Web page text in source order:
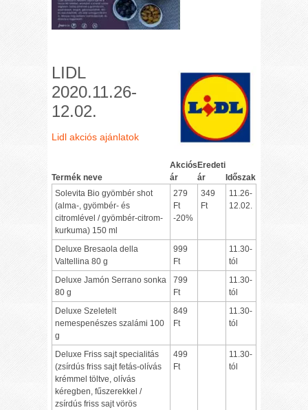
LIDL
2020.11.26-
12.02.
Lidl akciós ajánlatok
Termék neve
Akciós
ár
Eredeti
ár
Időszak
Solevita Bio gyömbér shot
(alma-, gyömbér- és
citromlével / gyömbér-citrom-
kurkuma) 150 ml
279
Ft
-20%
349
Ft
11.26-
12.02.
Deluxe Bresaola della
Valtellina 80 g
999
Ft
11.30-
tól
Deluxe Jamón Serrano sonka
80 g
799
Ft
11.30-
tól
Deluxe Szeletelt
nemespenészes szalámi 100
g
849
Ft
11.30-
tól
Deluxe Friss sajt specialitás
(zsírdús friss sajt fetás-olívás
krémmel töltve, olívás
kéregben, fűszerekkel /
zsírdús friss sajt vörös
499
Ft
11.30-
tól